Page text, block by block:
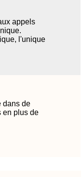
appels
l'unique
dans de
en plus de